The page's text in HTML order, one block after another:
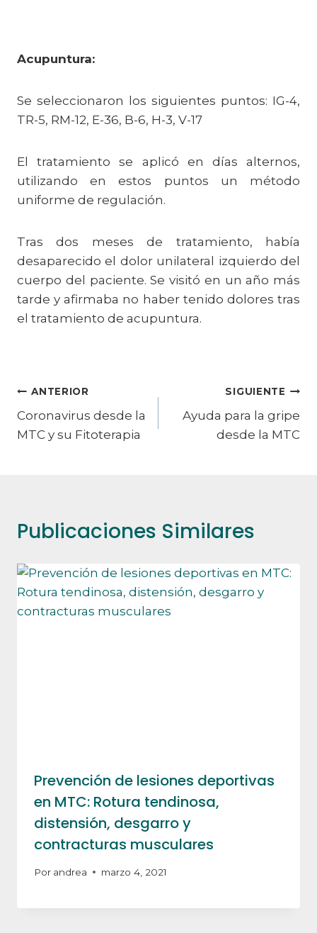
Acupuntura:
Se seleccionaron los siguientes puntos: IG-4,
TR-5, RM-12, E-36, B-6, H-3, V-17
El tratamiento se aplicó en días alternos,
utilizando en estos puntos un método
uniforme de regulación.
Tras dos meses de tratamiento, había
desaparecido el dolor unilateral izquierdo del
cuerpo del paciente. Se visitó en un año más
tarde y afirmaba no haber tenido dolores tras
el tratamiento de acupuntura.
Navegación
de
ANTERIOR
Coronavirus desde la
MTC y su Fitoterapia
SIGUIENTE
Ayuda para la gripe
desde la MTC
Publicaciones Similares
Prevención de lesiones deportivas
en MTC: Rotura tendinosa,
distensión, desgarro y
contracturas musculares
Por andrea marzo 4, 2021